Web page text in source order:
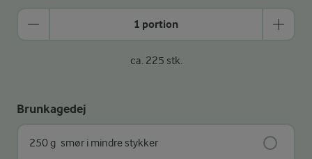
1 portion
ca. 225 stk.
Brunkagedej
250 g smør i mindre stykker